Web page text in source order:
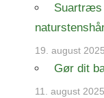
Suartræs
19. august 2025
Gør dit
11. august 2025